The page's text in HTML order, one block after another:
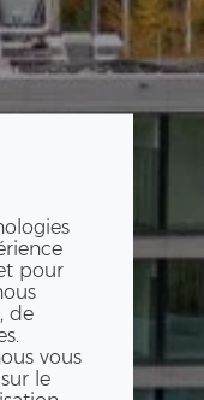
pour
de
vous
le